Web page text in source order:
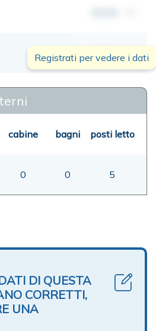
00,00 mt
Registrati per vedere i dati
cabine bagni posti letto
0 0 5
DI QUESTA
CORRETTI,
UNA